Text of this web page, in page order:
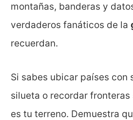
montañas, banderas y
verdaderos fanáticos de la
recuerdan.
Si sabes ubicar países con
silueta o recordar fronteras
es tu terreno. Demuestra